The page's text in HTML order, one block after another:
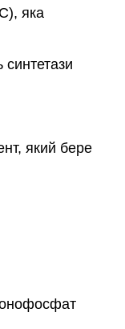
яка
який бере